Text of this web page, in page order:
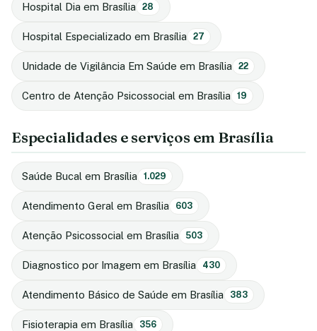
Hospital Dia em Brasília 28
Hospital Especializado em Brasília 27
Unidade de Vigilância Em Saúde em Brasília 22
Centro de Atenção Psicossocial em Brasília 19
Especialidades e serviços em Brasília
Saúde Bucal em Brasília 1.029
Atendimento Geral em Brasília 603
Atenção Psicossocial em Brasília 503
Diagnostico por Imagem em Brasília 430
Atendimento Básico de Saúde em Brasília 383
Fisioterapia em Brasília 356